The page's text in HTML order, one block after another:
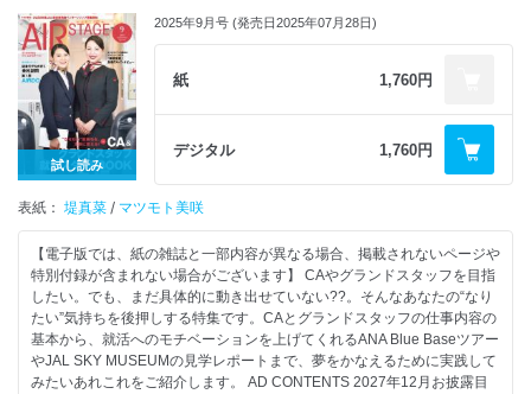
38 天草エアライン
39 トキエア
第２特集 プロの指導で近づく憧れのCA＆グランドスタッフ
42 いったいどんな授業をやっているのか？ エアステージ・エアラインス
クールはこんなところ
拝見（エントリーシート対策／面接対策）
48 スクールの魅力って何？ エアステージ・エアラインスクール卒業生の
声
49 気になるあれこれ、疑問に答えます エアステージ・エアラインスクー
ルQ＆A
50 エアライン就職へたしかな一歩を！ 空の進学ガイド2026
53 読者プレゼント
54 あこがれの現場を実際に見にいこう！読者モデルが行く会社訪問 ソ
ラシドエア編
Peach 客室乗務員 荻野パトリシアさん／王子賢太郎さん
14 MモモOMO TトレーニングRAINING LラボAB
Peach “モモトレ”始動！
18 2025年7月から関西空港で自社体制がスタート！
Peachの国内線旅客ハンドリングは私たちが担当しています
20 【フライトレポート】成田〜関西線で体感したPeachの魅力
CAたちが紡ぐ“人間愛の空旅”
24 第２特集 JAL・ANA CA内定者に聞く！
これが私の合格メソッド
24 ANA合格！ 大野里紗さん
企業研究は実際に飛行機に乗ってみて
サービスを体験するのがおすすめ
26 JAL合格！ 遠藤茉莉杏さん
インターンシップに落選しても
合格できると伝えたい
＜第2特集＞
どこよりも早く詳報！
IBEXエアラインズ、新制服発表
仙台をベースにするリージョナルエアライン、IBEXエアラインズがCAを
はじめパイロットや整備士にも新制服を導入します。10-11月合併号では
この新制服の全貌を、どこよりも早く、詳しくご紹介します。
【そのほか】
次はあなたの番！
内定した先輩が教える就活の極意
受験者にとって誰もが気になるのが試験の中身。もし事前にその傾向や対
策を知っていれば、本番でより自分の力を発揮できるはずです。そこで今
年、見事にCAの内定を勝ち取った先輩たちから、実際に行った試験対策
や面接当日の詳細などについてたっぷり教えていただきます。
これから受験を控えるあなたへの、心強いヒントが満載です！
試し読み
2025年9月号 (発売日2025年07月28日)
紙 1,760円
デジタル 1,760円
表紙： 堤真菜 / マツモト美咲
【電子版では、紙の雑誌と一部内容が異なる場合、掲載されないページや
特別付録が含まれない場合がございます】 CAやグランドスタッフを目指
したい。でも、まだ具体的に動き出せていない??。そんなあなたの“なり
たい”気持ちを後押しする特集です。CAとグランドスタッフの仕事内容の
基本から、就活へのモチベーションを上げてくれるANA Blue Baseツアー
やJAL SKY MUSEUMの見学レポートまで、夢をかなえるために実践して
みたいあれこれをご紹介します。 AD CONTENTS 2027年12月お披露目